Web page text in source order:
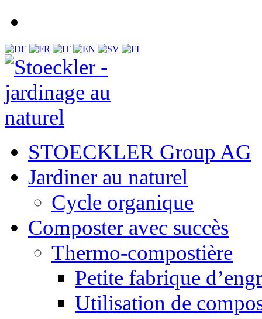
STOECKLER Group AG
Jardiner au naturel
Cycle organique
Composter avec succès
Thermo-compostière
Petite fabrique
Utilisation de